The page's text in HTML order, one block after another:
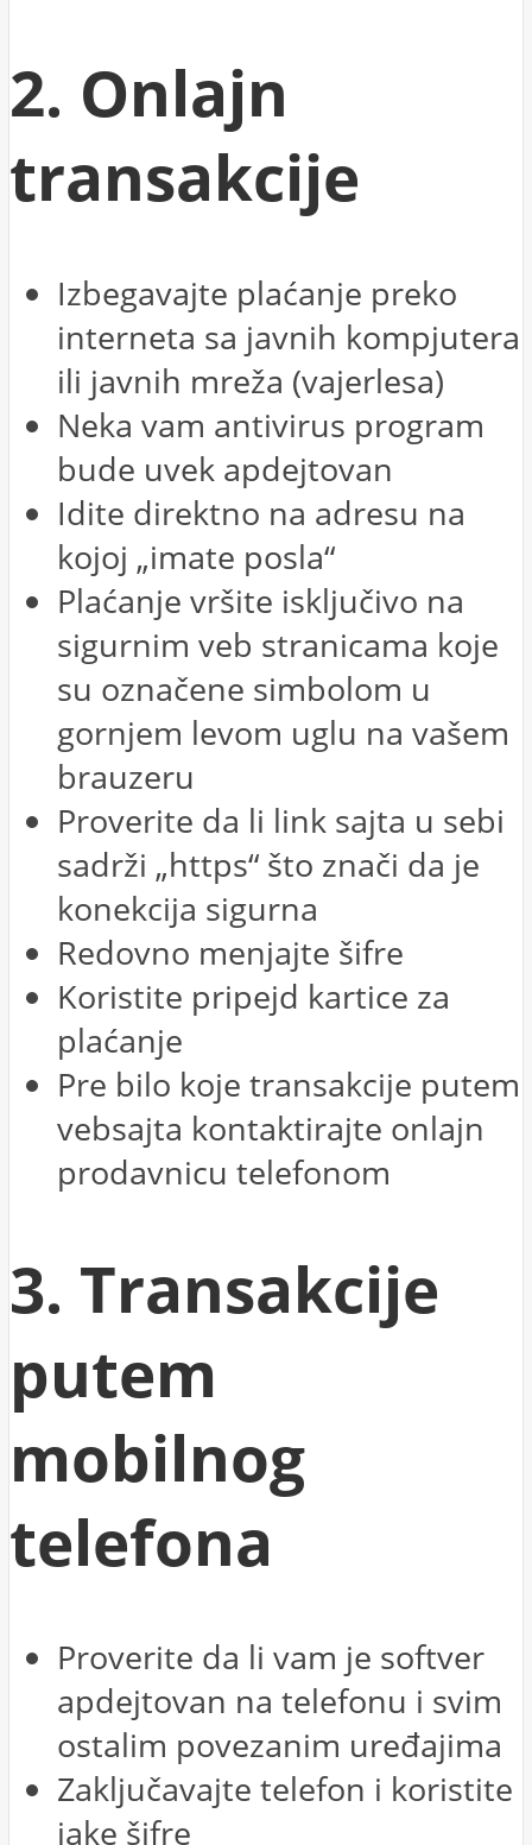
2. Onlajn
transakcije
Izbegavajte plaćanje preko
interneta sa javnih kompjutera
ili javnih mreža (vajerlesa)
Neka vam antivirus program
bude uvek apdejtovan
Idite direktno na adresu na
kojoj „imate posla“
Plaćanje vršite isključivo na
sigurnim veb stranicama koje
su označene simbolom u
gornjem levom uglu na vašem
brauzeru
Proverite da li link sajta u sebi
sadrži „https“ što znači da je
konekcija sigurna
Redovno menjajte šifre
Koristite pripejd kartice za
plaćanje
Pre bilo koje transakcije putem
vebsajta kontaktirajte onlajn
prodavnicu telefonom
3. Transakcije
putem
mobilnog
telefona
Proverite da li vam je softver
apdejtovan na telefonu i svim
ostalim povezanim uređajima
Zaključavajte telefon i koristite
jake šifre